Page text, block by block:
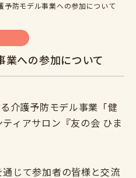
予防モデル事業への参加について
業への参加について
介護予防モデル事業「健
ィアサロン『友の会 ひま
じて参加者の皆様と交流